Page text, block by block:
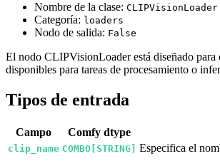
Nombre de la clase: CLIPVisionLoader
Categoría: loaders
Nodo de salida: False
El nodo CLIPVisionLoader está diseñado
disponibles para tareas de procesamiento o
Tipos de entrada
Campo Comfy dtype
clip_name COMBO[STRING] Especifica el